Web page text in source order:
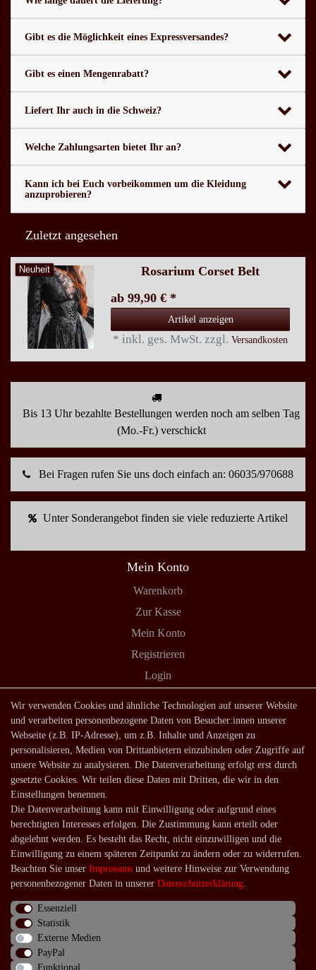
Gibt es die Möglichkeit eines Expressversandes?
Gibt es einen Mengenrabatt?
Liefert Ihr auch in die Schweiz?
Welche Zahlungsarten bietet Ihr an?
Kann ich bei Euch vorbeikommen um die Kleidung
anzuprobieren?
Zuletzt angesehen
Neuheit
Rosarium Corset Belt
ab 99,90 € *
Artikel anzeigen
* inkl. ges. MwSt. zzgl. Versandkosten
Bis 13 Uhr bezahlte Bestellungen werden noch am selben Tag
(Mo.-Fr.) verschickt
Bei Fragen rufen Sie uns doch einfach an: 06035/970688
Unter Sonderangebot finden sie viele reduzierte Artikel
Mein Konto
Warenkorb
Zur Kasse
Mein Konto
Registrieren
Login
Shop
Lagerverkauf
Zahlungsarten
Versandarten und -kosten
Service
Kontakt
Häufige Fragen
Über uns
Impressum
Wir verwenden Cookies und ähnliche Technologien auf unserer Website
und verarbeiten personenbezogene Daten von Besucher:innen unserer
Webseite (z.B. IP-Adresse), um z.B. Inhalte und Anzeigen zu
personalisieren, Medien von Drittanbietern einzubinden oder Zugriffe auf
unsere Website zu analysieren. Die Datenverarbeitung erfolgt erst durch
gesetzte Cookies. Wir teilen diese Daten mit Dritten, die wir in den
Einstellungen benennen.
Die Datenverarbeitung kann mit Einwilligung oder aufgrund eines
berechtigten Interesses erfolgen. Die Zustimmung kann erteilt oder
abgelehnt werden. Es besteht das Recht, nicht einzuwilligen und die
Einwilligung zu einem späteren Zeitpunkt zu ändern oder zu widerrufen.
Beachten Sie unser Impressum und weitere Hinweise zur Verwendung
personenbezogener Daten in unserer Daten­schutz­erklärung.
Essenziell
Statistik
Externe Medien
PayPal
Funktional